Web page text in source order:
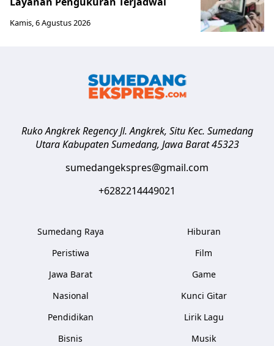
Kamis, 6 Agustus 2026
Ruko Angkrek Regency Jl. Angkrek, Situ Kec. Sumedang
Utara Kabupaten Sumedang, Jawa Barat 45323
sumedangekspres@gmail.com
+6282214449021
Sumedang Raya
Peristiwa
Jawa Barat
Nasional
Pendidikan
Bisnis
Hiburan
Film
Game
Kunci Gitar
Lirik Lagu
Musik